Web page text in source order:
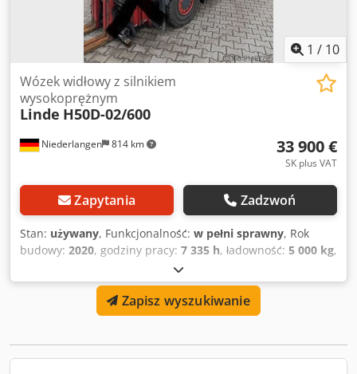
1 / 10
Niederlangen 814 km
Wózek widłowy z silnikiem
wysokoprężnym
Linde H50D-02/600
33 900 €
SK plus VAT
Zapytania Zadzwoń
Stan: używany, Funkcjonalność: w pełni sprawny, Rok
budowy: 2020, godziny pracy: 7 335 h, ładowność: 5 000 kg,
4 100 mm
typ masztu:Simplex, wysokość konstrukcyjna:3 050 mm,
Diesel , wózki widłowe z silnikiem diesla Typ
masztu: Standardowy Stan: gotowy do użycia i w pełni
Adperf 3. zawór, 4. zawór, ogrzewanie, filtr sadzy, pełna
Zapisz wyszukiwanie